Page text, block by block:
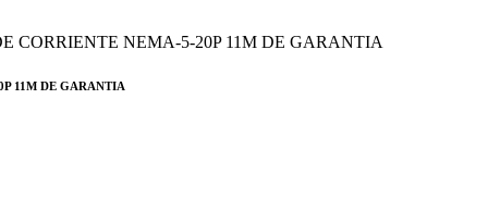
11M DE GARANTIA